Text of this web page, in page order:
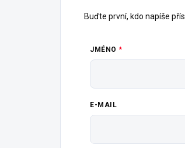
Buďte první, kdo napíše
JMÉNO
E-MAIL